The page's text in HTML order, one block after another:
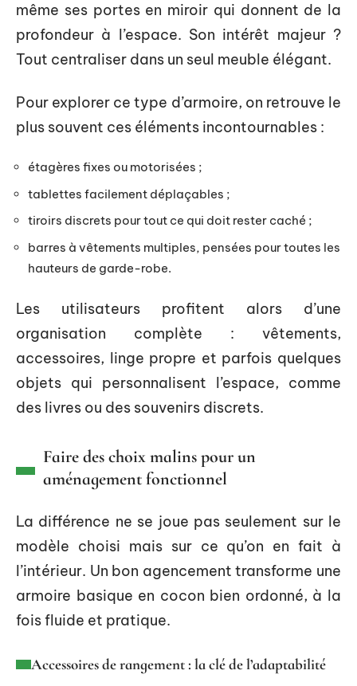
même ses portes en miroir qui donnent de la
profondeur à l’espace. Son intérêt majeur ?
Tout centraliser dans un seul meuble élégant.
Pour explorer ce type d’armoire, on retrouve le
plus souvent ces éléments incontournables :
étagères fixes ou motorisées ;
tablettes facilement déplaçables ;
tiroirs discrets pour tout ce qui doit rester caché ;
barres à vêtements multiples, pensées pour toutes les
hauteurs de garde-robe.
Les utilisateurs profitent alors d’une
organisation complète : vêtements,
accessoires, linge propre et parfois quelques
objets qui personnalisent l’espace, comme
des livres ou des souvenirs discrets.
Faire des choix malins pour un
aménagement fonctionnel
La différence ne se joue pas seulement sur le
modèle choisi mais sur ce qu’on en fait à
l’intérieur. Un bon agencement transforme une
armoire basique en cocon bien ordonné, à la
fois fluide et pratique.
Accessoires de rangement : la clé de l’adaptabilité